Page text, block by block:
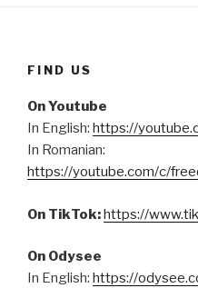
FIND US
On Youtube
In English: https://
In Romanian:
https://youtube.com/c/
On TikTok:https://
On Odysee
In English: https://